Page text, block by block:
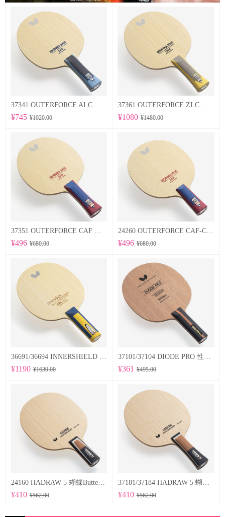
¥745 ¥1020.00 ¥1080 ¥1480.00
¥496 ¥680.00
24260 OUTERFORCE CAF-CS 蝴蝶Butterfly 专业底板
¥496 ¥680.00
¥1190 ¥1630.00 ¥361 ¥495.00
24160 HADRAW 5 蝴蝶Butterfly 专业底板
¥410 ¥562.00 ¥410 ¥562.00